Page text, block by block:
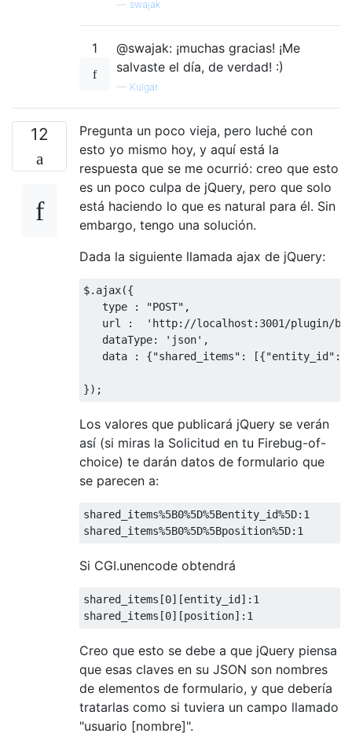
swajak
1
@swajak: ¡muchas gracias! ¡Me
salvaste el día, de verdad! :)
— Kulgar
12
Pregunta un poco vieja, pero luché con
esto yo mismo hoy, y aquí está la
respuesta que se me ocurrió: creo que esto
es un poco culpa de jQuery, pero que solo
está haciendo lo que es natural para él. Sin
embargo, tengo una solución.
Dada la siguiente llamada ajax de jQuery:
$. ajax({
   type
: "POST" ,
   url
:
'http://localhost:3001/plugin/
   dataType
: 'json' ,
   data
: {"shared_items" : [{"entity_id" :
});
Los valores que publicará jQuery se verán
así (si miras la Solicitud en tu Firebug-of-
choice) te darán datos de formulario que
se parecen a:
shared_items%5B0%5D%5Bentity _id%5D: 1
shared_items%5B0%5D%5Bposition%5D: 1
Si CGI.unencode obtendrá
shared_items [0][entity_id]: 1
shared_items [0][position]: 1
Creo que esto se debe a que jQuery piensa
que esas claves en su JSON son nombres
de elementos de formulario, y que debería
tratarlas como si tuviera un campo llamado
"usuario [nombre]".